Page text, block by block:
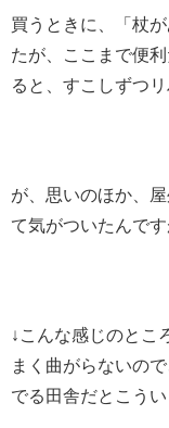
買うときに、「杖
たが、ここまで便
ると、すこしずつ
が、思いのほか、
て気がついたんで
↓こんな感じのとこ
まく曲がらないの
でる田舎だとこう